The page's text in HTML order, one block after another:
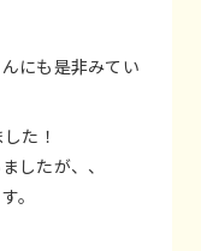
にも是非みてい
た！
したが、、
。